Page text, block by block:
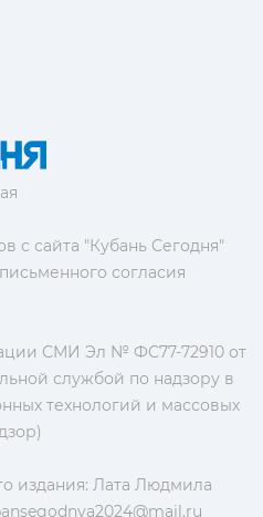
с сайта "Кубань Сегодня"
согласия
СМИ Эл № ФС77-72910 от
службой по надзору в
технологий и массовых
издания: Лата Людмила